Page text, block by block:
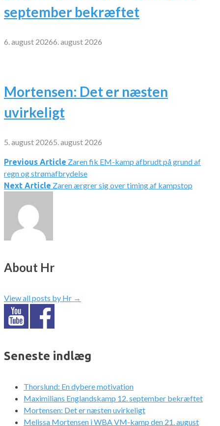
september bekræftet
6. august 20266. august 2026
Mortensen: Det er næsten
uvirkeligt
5. august 20265. august 2026
Indlægsnavigation
Previous Article Zaren fik EM-kamp afbrudt på grund af
regn og strømafbrydelse
Next Article Zaren ærgrer sig over timing af kampstop
About Hr
View all posts by Hr →
Seneste indlæg
Thorslund: En dybere motivation
Maximilians Englandskamp 12. september bekræftet
Mortensen: Det er næsten uvirkeligt
Melissa Mortensen i WBA VM-kamp den 21. august